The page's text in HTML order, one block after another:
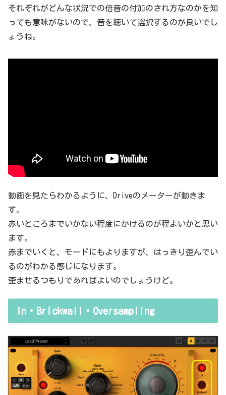
それぞれがどんな状況での倍音の付加のされ方なのかを知
っても意味がないので、音を聴いて選択するのが良いでし
ょうね。
動画を見たらわかるように、Driveのメーターが動きま
す。
赤いところまでいかない程度にかけるのが程よいかと思い
ます。
赤までいくと、モードにもよりますが、はっきり歪んでい
るのがわかる感じになります。
歪ませるつもりであればよいのでしょうけど。
In・Brickwall・Oversampling